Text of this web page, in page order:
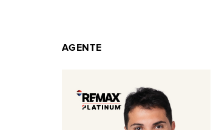
AGENTE